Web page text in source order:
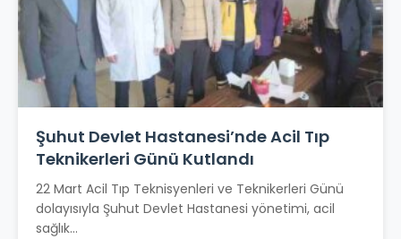
Şuhut Devlet Hastanesi’nde Acil Tıp
Teknikerleri Günü Kutlandı
22 Mart Acil Tıp Teknisyenleri ve Teknikerleri Günü
dolayısıyla Şuhut Devlet Hastanesi yönetimi, acil
sağlık...